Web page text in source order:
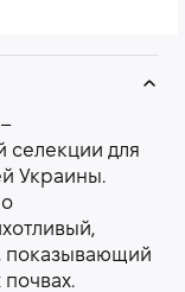
–
селекции для
Украины.
показывающий